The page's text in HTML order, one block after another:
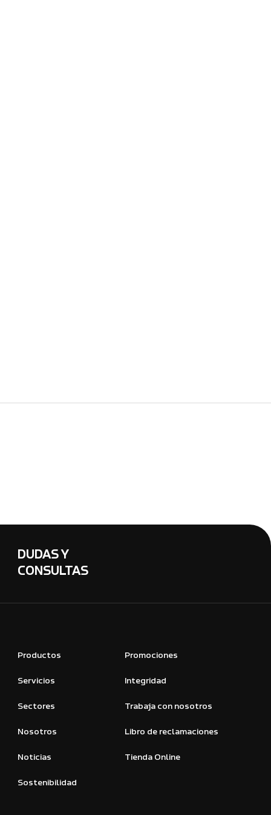
DUDAS Y
CONSULTAS
Productos
Servicios
Sectores
Nosotros
Noticias
Sostenibilidad
Promociones
Integridad
Trabaja con nosotros
Libro de reclamaciones
Tienda Online